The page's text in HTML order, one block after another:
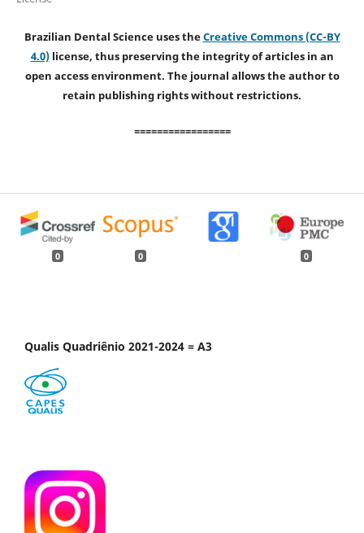
Brazilian Dental Science uses theCreative Commons (CC-BY
4.0)license, thus preserving the integrity of articles in an
open access environment. The journal allows the author to
retain publishing rights without restrictions.
=================
0 0 0
Qualis Quadriênio 2021-2024 = A3